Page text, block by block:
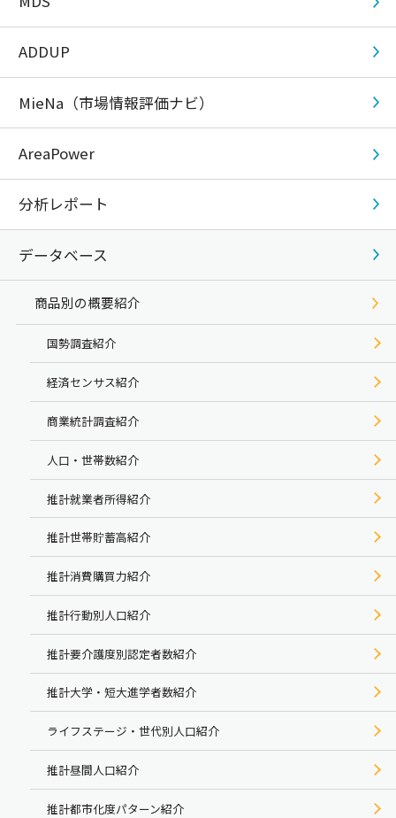
ADDUP
MieNa（市場情報評価ナビ）
AreaPower
分析レポート
データベース
商品別の概要紹介
国勢調査紹介
経済センサス紹介
商業統計調査紹介
人口・世帯数紹介
推計就業者所得紹介
推計世帯貯蓄高紹介
推計消費購買力紹介
推計行動別人口紹介
推計要介護度別認定者数紹介
推計大学・短大進学者数紹介
ライフステージ・世代別人口紹介
推計昼間人口紹介
推計都市化度パターン紹介